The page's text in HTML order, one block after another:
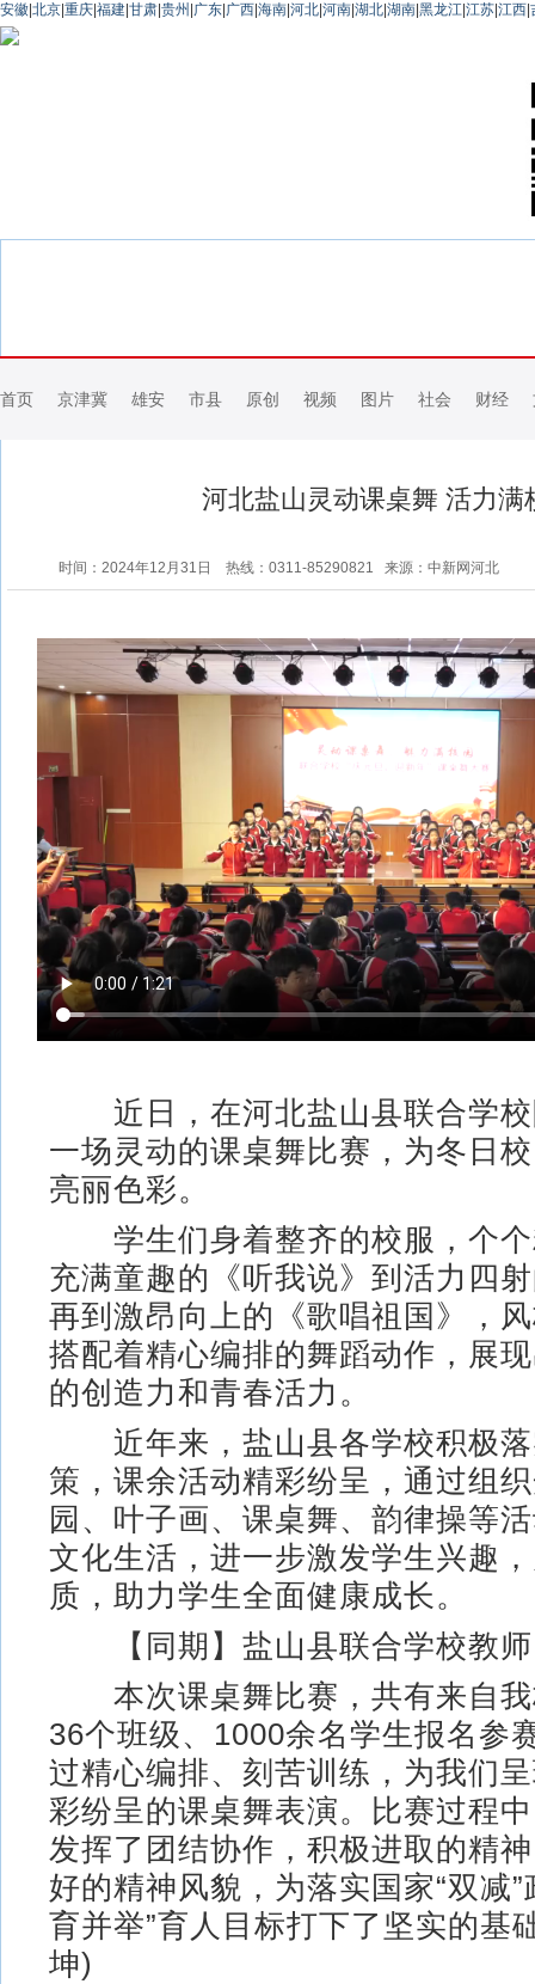
安徽 北京 重庆 福建 甘肃 贵州 广东 广西 海南 河北 河南 湖北 湖南 黑龙江 江苏 江西
首页 京津冀 雄安 市县 原创 视频 图片 社会 财经
河北盐山灵动课桌舞 活力满
时间：2024年12月31日 热线：0311-85290821 来源：中新网河北
近日，在河北盐山县联合学校
一场灵动的课桌舞比赛，为冬日
亮丽色彩。
学生们身着整齐的校服，个个
充满童趣的《听我说》到活力四
再到激昂向上的《歌唱祖国》，
搭配着精心编排的舞蹈动作，展
的创造力和青春活力。
近年来，盐山县各学校积极落
策，课余活动精彩纷呈，通过组
园、叶子画、课桌舞、韵律操等
文化生活，进一步激发学生兴趣
质，助力学生全面健康成长。
【同期】盐山县联合学校教师
本次课桌舞比赛，共有来自我
36个班级、1000余名学生报名参
过精心编排、刻苦训练，为我们
彩纷呈的课桌舞表演。比赛过程
发挥了团结协作，积极进取的精
好的精神风貌，为落实国家“双减
育并举”育人目标打下了坚实的基
坤)